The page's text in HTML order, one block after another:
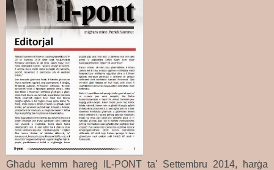
Għadu kemm ħareġ IL-PONT ta' Settembru 2014, ħarġa